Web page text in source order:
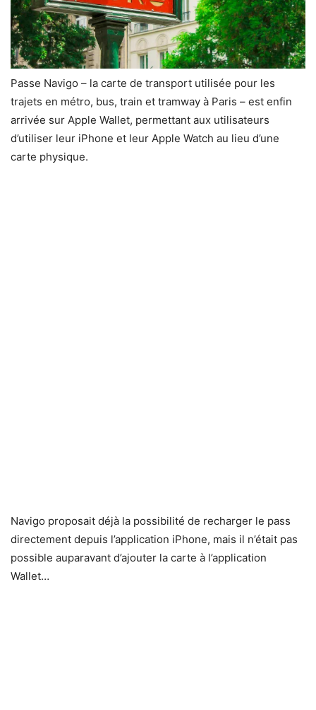
Passe Navigo – la carte de transport utilisée pour les
trajets en métro, bus, train et tramway à Paris – est enfin
arrivée sur Apple Wallet, permettant aux utilisateurs
d’utiliser leur iPhone et leur Apple Watch au lieu d’une
carte physique.
Navigo proposait déjà la possibilité de recharger le pass
directement depuis l’application iPhone, mais il n’était pas
possible auparavant d’ajouter la carte à l’application
Wallet…